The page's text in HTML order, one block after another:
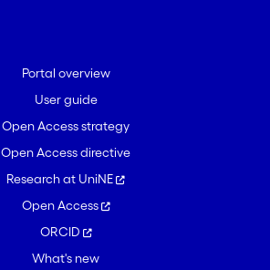
Portal overview
User guide
Open Access strategy
Open Access directive
Research at UniNE
Open Access
ORCID
What's new